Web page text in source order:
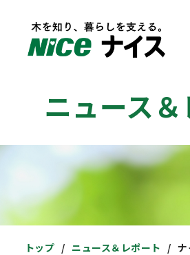
ニュース
トップ ニュース＆レポート